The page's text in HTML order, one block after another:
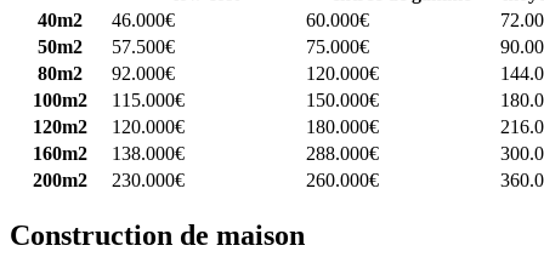
40m2
46.000€ 60.000€
50m2
57.500€ 75.000€
80m2
92.000€ 120.000€
100m2
115.000€ 150.000€
120m2
120.000€ 180.000€
160m2
138.000€ 288.000€
200m2
230.000€ 260.000€
Construction de maison